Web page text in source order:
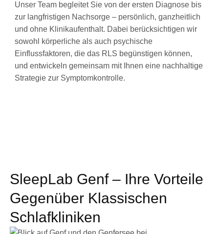
Unser Team begleitet Sie von der ersten Diagnose bis
zur langfristigen Nachsorge – persönlich, ganzheitlich
und ohne Klinikaufenthalt. Dabei berücksichtigen wir
sowohl körperliche als auch psychische
Einflussfaktoren, die das RLS begünstigen können,
und entwickeln gemeinsam mit Ihnen eine nachhaltige
Strategie zur Symptomkontrolle.
SleepLab Genf – Ihre Vorteile
Gegenüber Klassischen
Schlafkliniken